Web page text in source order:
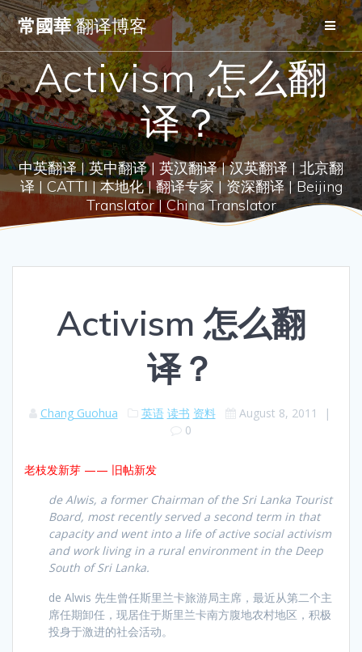
Skip
to
content
常國華翻译博客
Activism 怎么翻
译？
中英翻译 | 英中翻译 | 英汉翻译 | 汉英翻译 | 北京翻
译 | CATTI | 本地化 | 翻译专家 | 资深翻译 | Beijing
Translator | China Translator
Activism 怎么翻
译？
Chang Guohua 英语 读书 资料 August 8, 2011
|
0
老枝发新芽 —— 旧帖新发
de Alwis, a former Chairman of the Sri Lanka Tourist
Board, most recently served a second term in that
capacity and went into a life of active social activism
and work living in a rural environment in the Deep
South of Sri Lanka.
de Alwis 先生曾任斯里兰卡旅游局主席，最近从第二个主
席任期卸任，现居住于斯里兰卡南方腹地农村地区，积极
投身于激进的社会活动。